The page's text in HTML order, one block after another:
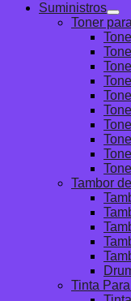
Suministros
Toner
Tambor
Tinta